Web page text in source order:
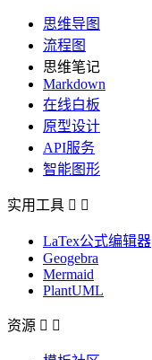
思维导图
流程图
思维笔记
Markdown
在线白板
原型设计
API服务
智能图形
实用工具  
LaTex公式编辑器
Geogebra
Mermaid
PlantUML
资源  